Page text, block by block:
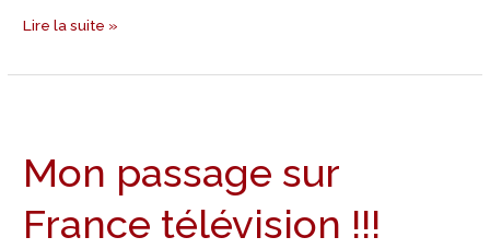
Lire la suite »
Mon passage sur
France télévision !!!
sur
France
télévision